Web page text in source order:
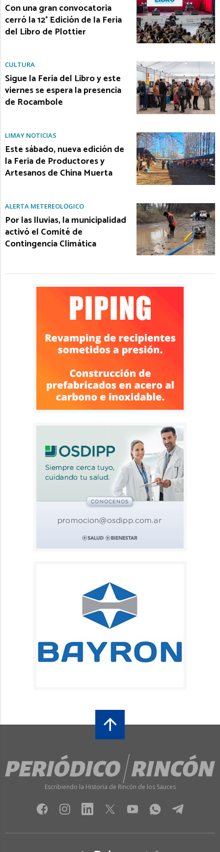
Con una gran convocatoria
cerró la 12° Edición de la Feria
del Libro de Plottier
CULTURA
Sigue la Feria del Libro y este
viernes se espera la presencia
de Rocambole
LIMAY NOTICIAS
Este sábado, nueva edición de
la Feria de Productores y
Artesanos de China Muerta
ALERTA METEREOLÓGICO
Por las lluvias, la municipalidad
activó el Comité de
Contingencia Climática
Escribiendo la Historia de Rincón de los Sauces